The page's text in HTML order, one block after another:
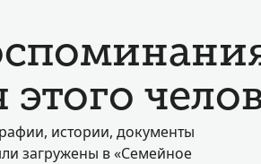
истории, документы
загружены в «Семейное